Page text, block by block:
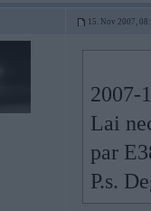
15. Nov 2007,
2007-
Lai
par
P.s.